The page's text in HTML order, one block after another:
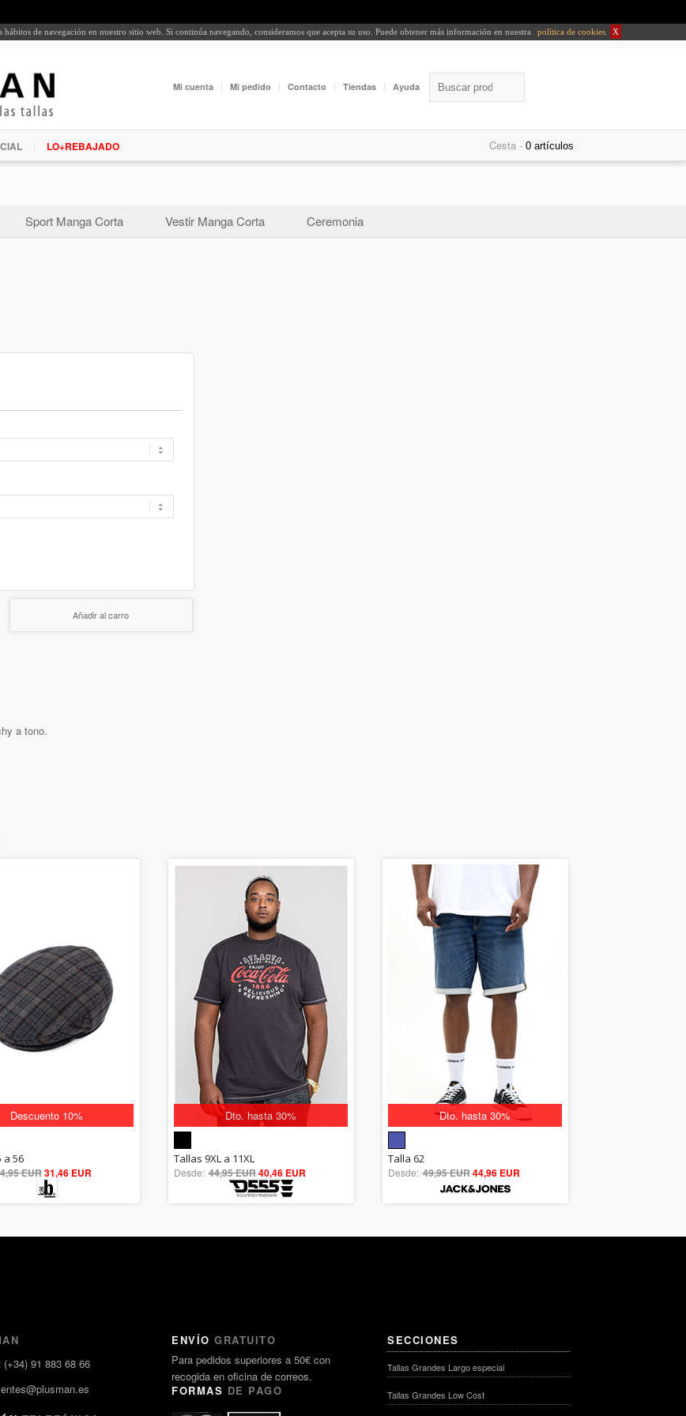
de navegación en nuestro sitio web. Si continúa navegando, consideramos que acepta su uso. Puede obtener más información en nuestra política de cookies X
Mi cuenta Mi pedido Contacto Tiendas Ayuda
LO+REBAJADO Cesta -
Sport Manga Corta Vestir Manga Corta Ceremonia
Añadir al carro
a tono.
Descuento 10%
5.00
out of 5
a 56
EUR31,46 EUR
Dto. hasta 30%
5.00
out of 5
Tallas 9XL a 11XL
Desde: 44,95 EUR40,46 EUR
Dto. hasta 30%
out of 5
Talla 62
Desde: 49,95 EUR44,96 EUR
(+34) 91 883 68 66
ENVÍO GRATUITO
Para pedidos superiores a 50€ con
recogida en oficina de correos.
FORMAS DE PAGO
SECCIONES
Tallas Grandes Largo especial
Tallas Grandes Low Cost